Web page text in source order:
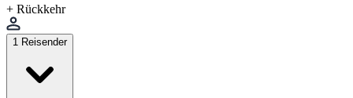
+ Rückkehr
1 Reisender